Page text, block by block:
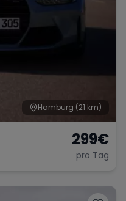
Hamburg (21 km)
299€
pro Tag